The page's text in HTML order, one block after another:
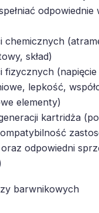
odpowiednie
chemicznych
skład)
fizycznych (napięcie
lepkość,
elementy)
kartridża
oraz odpowiedni
barwnikowych